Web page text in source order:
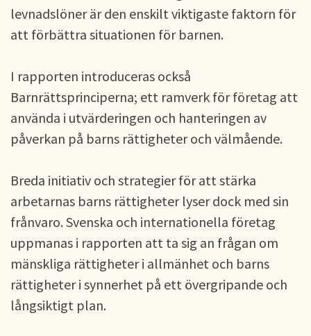
levnadslöner är den enskilt viktigaste faktorn för
att förbättra situationen för barnen.
I rapporten introduceras också
Barnrättsprinciperna; ett ramverk för företag att
använda i utvärderingen och hanteringen av
påverkan på barns rättigheter och välmående.
Breda initiativ och strategier för att stärka
arbetarnas barns rättigheter lyser dock med sin
frånvaro. Svenska och internationella företag
uppmanas i rapporten att ta sig an frågan om
mänskliga rättigheter i allmänhet och barns
rättigheter i synnerhet på ett övergripande och
långsiktigt plan.